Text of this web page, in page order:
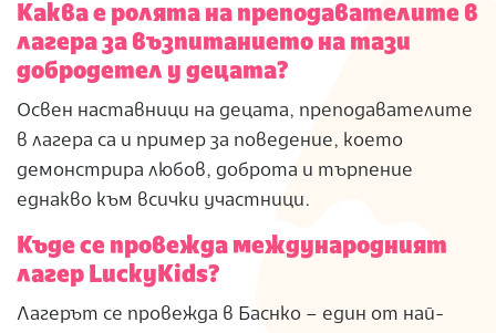
Каква е ролята на преподавателите в
лагера за възпитанието на тази
добродетел у децата?
Освен наставници на децата, преподавателите
в лагера са и пример за поведение, което
демонстрира любов, доброта и търпение
еднакво към всички участници.
Къде се провежда международният
лагер LuckyKids?
Лагерът се провежда в Баснко – един от най-